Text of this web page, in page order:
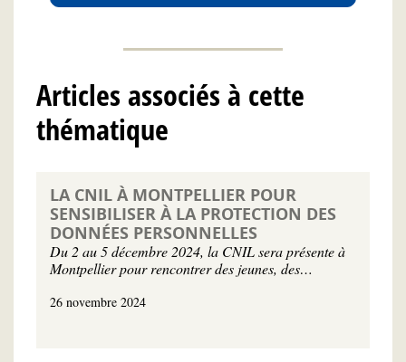
Articles associés à cette
thématique
LA CNIL À MONTPELLIER POUR
SENSIBILISER À LA PROTECTION DES
DONNÉES PERSONNELLES
Du 2 au 5 décembre 2024, la CNIL sera présente à
Montpellier pour rencontrer des jeunes, des…
26 novembre 2024